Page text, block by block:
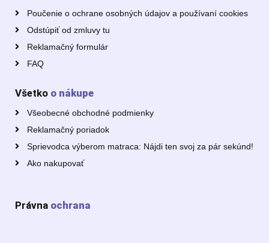
Poučenie o ochrane osobných údajov a používaní cookies
Odstúpiť od zmluvy tu
Reklamačný formulár
FAQ
Všetko o nákupe
Všeobecné obchodné podmienky
Reklamačný poriadok
Sprievodca výberom matraca: Nájdi ten svoj za pár sekúnd!
Ako nakupovať
Právna ochrana